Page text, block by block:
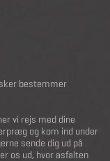
bestemmer
vi rejs med dine
og kom ind under
sende dig ud på
os ud, hvor asfalten